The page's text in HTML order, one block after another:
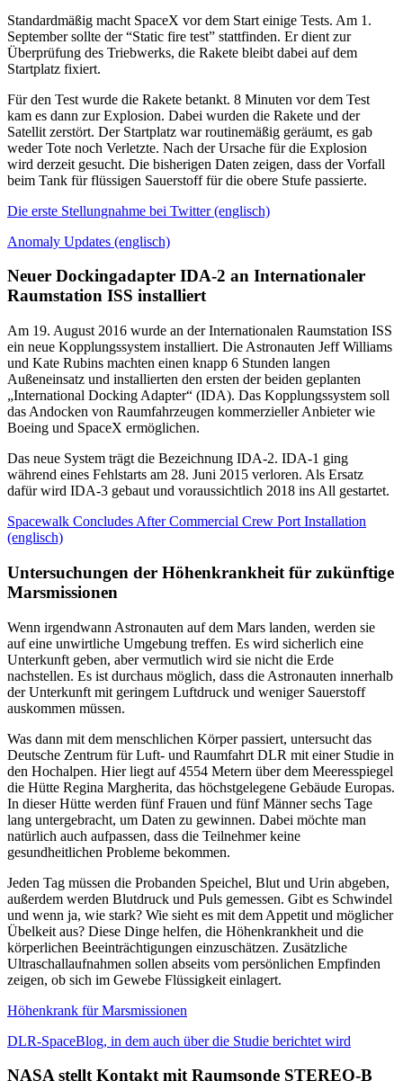
Standardmäßig macht SpaceX vor dem Start einige Tests. Am 1.
September sollte der “Static fire test” stattfinden. Er dient zur
Überprüfung des Triebwerks, die Rakete bleibt dabei auf dem
Startplatz fixiert.
Für den Test wurde die Rakete betankt. 8 Minuten vor dem Test
kam es dann zur Explosion. Dabei wurden die Rakete und der
Satellit zerstört. Der Startplatz war routinemäßig geräumt, es gab
weder Tote noch Verletzte. Nach der Ursache für die Explosion
wird derzeit gesucht. Die bisherigen Daten zeigen, dass der Vorfall
beim Tank für flüssigen Sauerstoff für die obere Stufe passierte.
Die erste Stellungnahme bei Twitter (englisch)
Anomaly Updates (englisch)
Neuer Dockingadapter IDA-2 an Internationaler
Raumstation ISS installiert
Am 19. August 2016 wurde an der Internationalen Raumstation ISS
ein neue Kopplungssystem installiert. Die Astronauten Jeff Williams
und Kate Rubins machten einen knapp 6 Stunden langen
Außeneinsatz und installierten den ersten der beiden geplanten
„International Docking Adapter“ (IDA). Das Kopplungssystem soll
das Andocken von Raumfahrzeugen kommerzieller Anbieter wie
Boeing und SpaceX ermöglichen.
Das neue System trägt die Bezeichnung IDA-2. IDA-1 ging
während eines Fehlstarts am 28. Juni 2015 verloren. Als Ersatz
dafür wird IDA-3 gebaut und voraussichtlich 2018 ins All gestartet.
Spacewalk Concludes After Commercial Crew Port Installation
(englisch)
Untersuchungen der Höhenkrankheit für zukünftige
Marsmissionen
Wenn irgendwann Astronauten auf dem Mars landen, werden sie
auf eine unwirtliche Umgebung treffen. Es wird sicherlich eine
Unterkunft geben, aber vermutlich wird sie nicht die Erde
nachstellen. Es ist durchaus möglich, dass die Astronauten innerhalb
der Unterkunft mit geringem Luftdruck und weniger Sauerstoff
auskommen müssen.
Was dann mit dem menschlichen Körper passiert, untersucht das
Deutsche Zentrum für Luft- und Raumfahrt DLR mit einer Studie in
den Hochalpen. Hier liegt auf 4554 Metern über dem Meeresspiegel
die Hütte Regina Margherita, das höchstgelegene Gebäude Europas.
In dieser Hütte werden fünf Frauen und fünf Männer sechs Tage
lang untergebracht, um Daten zu gewinnen. Dabei möchte man
natürlich auch aufpassen, dass die Teilnehmer keine
gesundheitlichen Probleme bekommen.
Jeden Tag müssen die Probanden Speichel, Blut und Urin abgeben,
außerdem werden Blutdruck und Puls gemessen. Gibt es Schwindel
und wenn ja, wie stark? Wie sieht es mit dem Appetit und möglicher
Übelkeit aus? Diese Dinge helfen, die Höhenkrankheit und die
körperlichen Beeinträchtigungen einzuschätzen. Zusätzliche
Ultraschallaufnahmen sollen abseits vom persönlichen Empfinden
zeigen, ob sich im Gewebe Flüssigkeit einlagert.
Höhenkrank für Marsmissionen
DLR-SpaceBlog, in dem auch über die Studie berichtet wird
NASA stellt Kontakt mit Raumsonde STEREO-B